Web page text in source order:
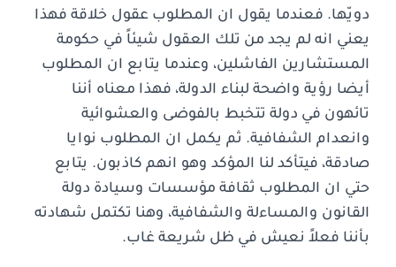
دويّها. فعندما يقول ان المطلوب عقول خلاقة فهذا
يعني انه لم يجد من تلك العقول شيئاً في حكومة
المستشارين الفاشلين، وعندما يتابع ان المطلوب
أيضا رؤية واضحة لبناء الدولة، فهذا معناه أننا
تائهون في دولة تتخبط بالفوضى والعشوائية
وانعدام الشفافية. ثم يكمل ان المطلوب نوايا
صادقة، فيتأكد لنا المؤكد وهو انهم كاذبون. يتابع
حتي ان المطلوب ثقافة مؤسسات وسيادة دولة
القانون والمساءلة والشفافية، وهنا تكتمل شهادته
بأننا فعلاً نعيش في ظل شريعة غاب.